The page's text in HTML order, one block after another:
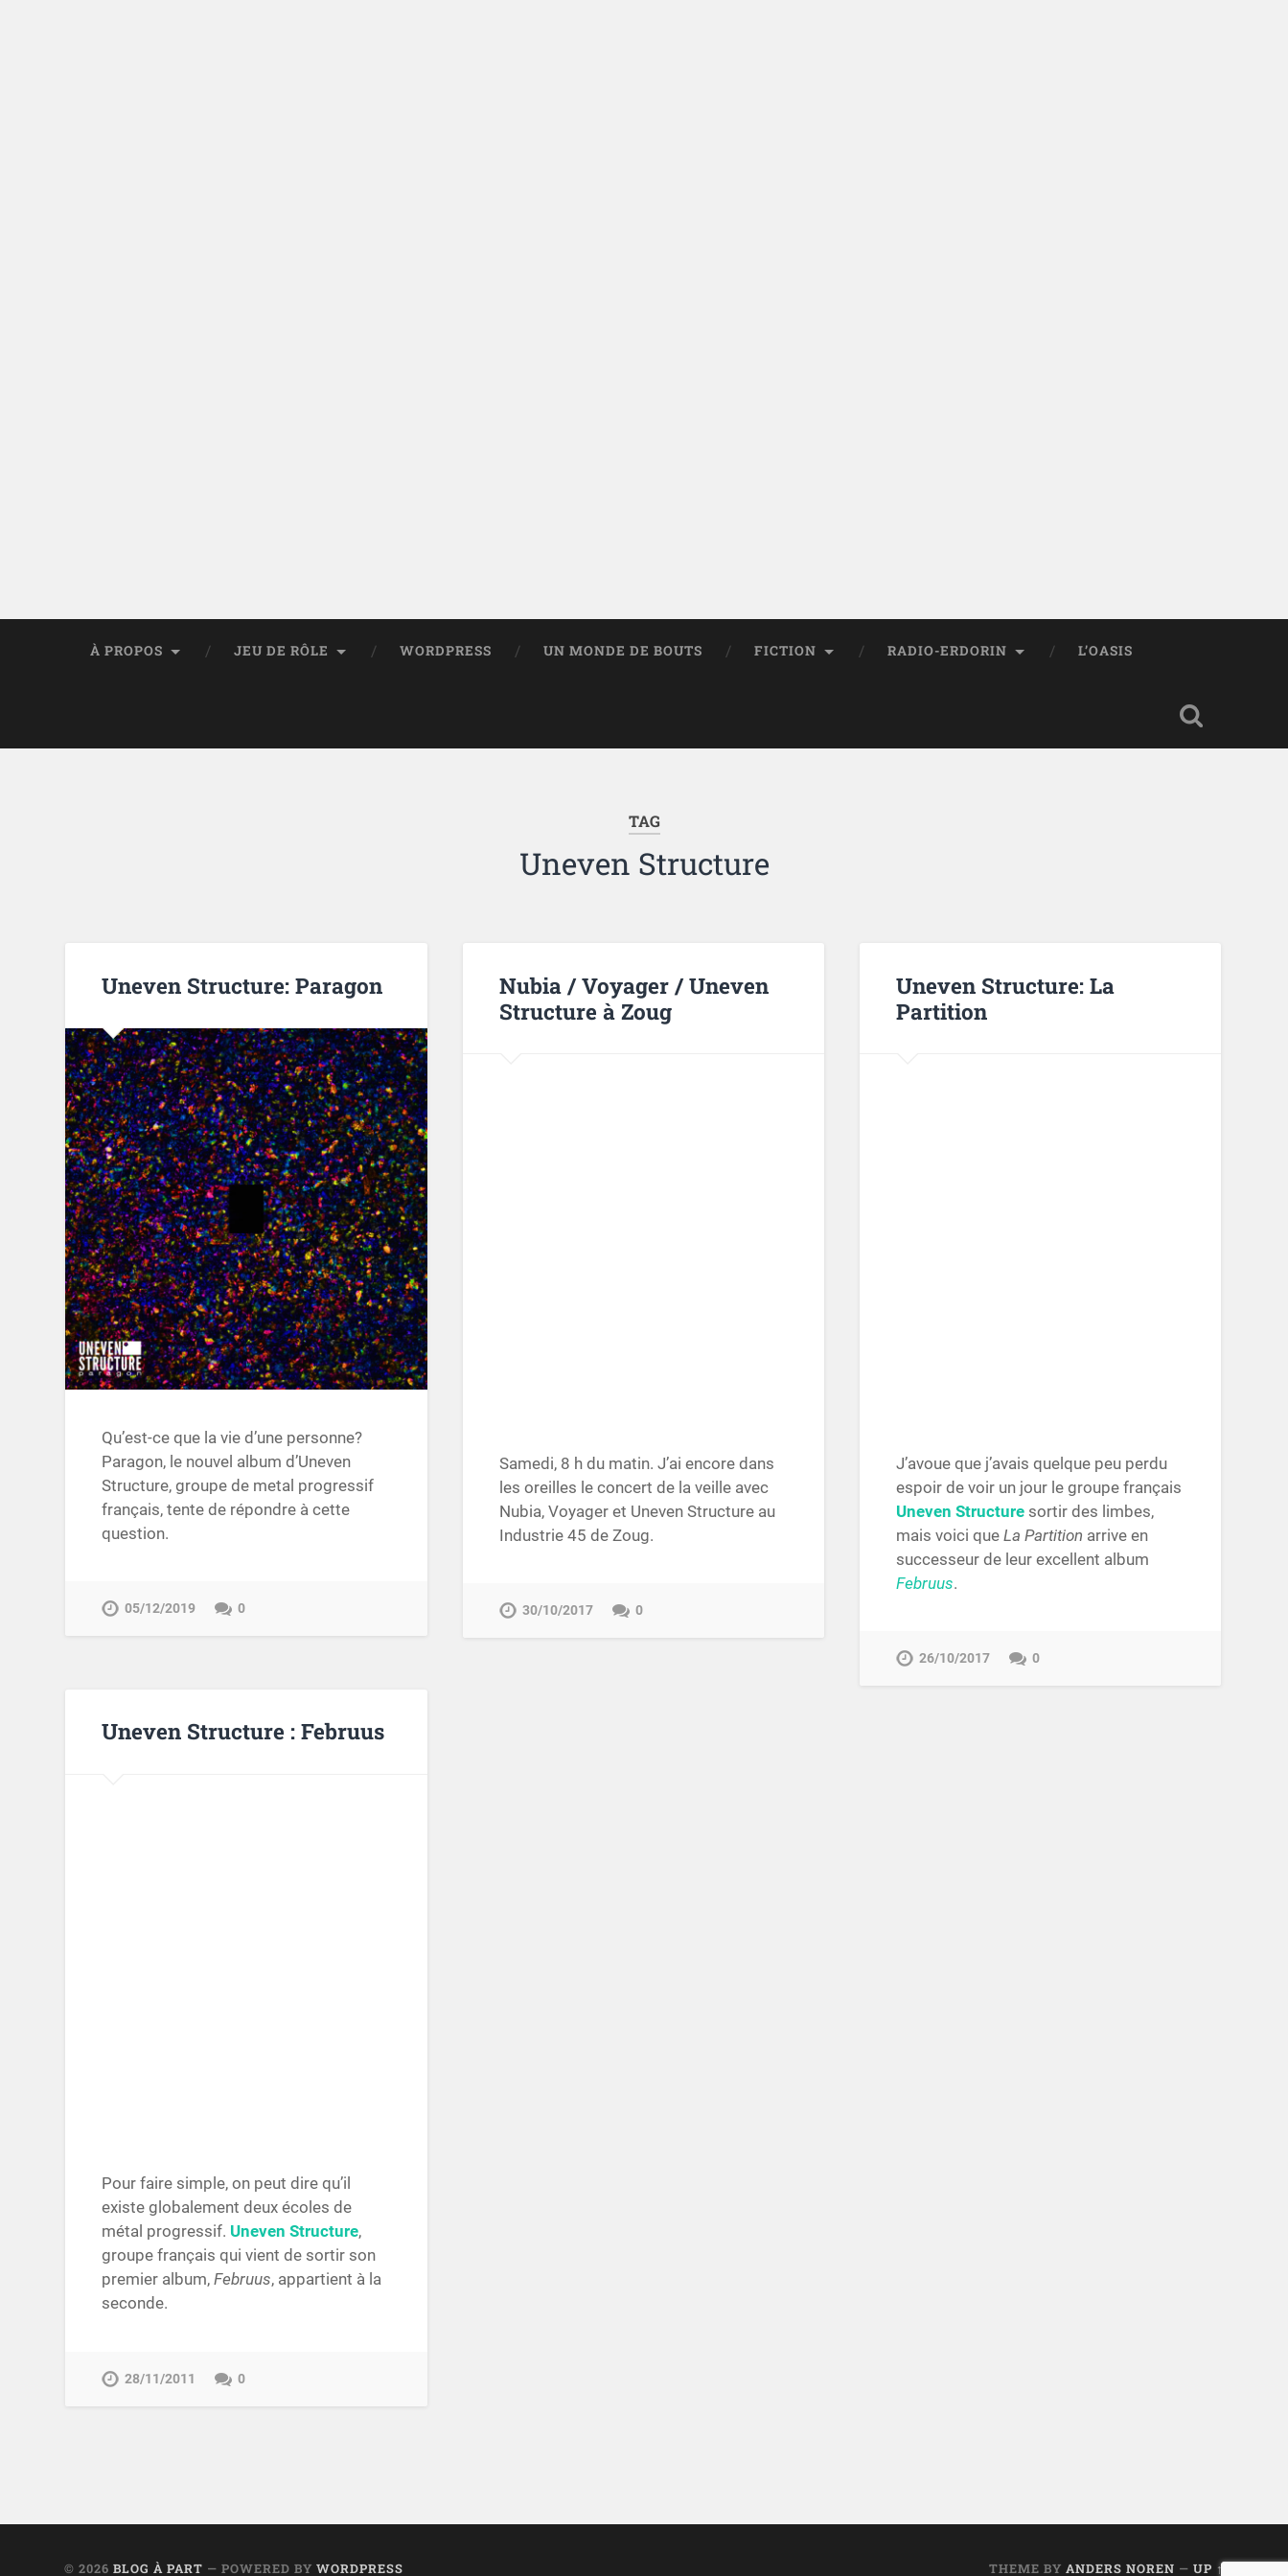
À PROPOS JEU DE RÔLE WORDPRESS UN MONDE DE BOUTS FICTION RADIO-ERDORIN L’OASIS
TAG
Uneven Structure
Uneven Structure: Paragon
Qu’est-ce que la vie d’une personne?
Paragon, le nouvel album d’Uneven
Structure, groupe de metal progressif
français, tente de répondre à cette
question.
05/12/2019 0
Nubia / Voyager / Uneven
Structure à Zoug
Samedi, 8 h du matin. J’ai encore dans
les oreilles le concert de la veille avec
Nubia, Voyager et Uneven Structure au
Industrie 45 de Zoug.
30/10/2017 0
Uneven Structure: La
Partition
J’avoue que j’avais quelque peu perdu
espoir de voir un jour le groupe français
Uneven Structuresortir des limbes,
mais voici que La Partition arrive en
successeur de leur excellent album
Februus.
26/10/2017 0
Uneven Structure : Februus
Pour faire simple, on peut dire qu’il
existe globalement deux écoles de
métal progressif. Uneven Structure,
groupe français qui vient de sortir son
premier album,Februus, appartient à la
seconde.
28/11/2011 0
© 2026BLOG À PART — POWERED BYWORDPRESS THEME BY ANDERS NOREN — UP ↑